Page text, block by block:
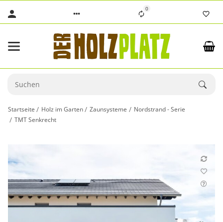
0
Startseite Holz im Garten Zaunsysteme
Nordstrand - Serie
TMT Senkrecht